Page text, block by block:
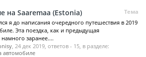
Тема
на Saaremaa (Estonia)
я до написания очередного путешествия в 2019
Эта поездка, как и предыдущая
заранее....
, 24 дек 2019, ответов - 15, в разделе:
автомобиле